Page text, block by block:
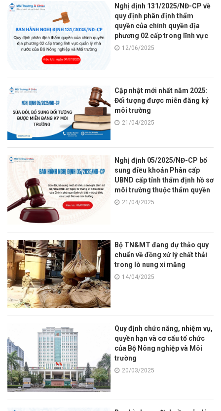
Nghị định 131/2025/NĐ-CP về
quy định phân định thẩm
quyền của chính quyền địa
phương 02 cấp trong lĩnh vực
quản lý nhà nước của Bộ Nông
12/06/2025
Cập nhật mới nhất năm 2025:
Đối tượng được miễn đăng ký
môi trường
21/04/2025
Nghị định 05/2025/NĐ-CP bổ
sung điều khoản Phân cấp
UBND cấp tỉnh thẩm định hồ sơ
môi trường thuộc thẩm quyền
của Bộ Tài nguyên và Môi
21/04/2025
Bộ TN&MT đang dự thảo quy
chuẩn về đồng xử lý chất thải
trong lò nung xi măng
14/04/2025
Quy định chức năng, nhiệm vụ,
quyền hạn và cơ cấu tổ chức
của Bộ Nông nghiệp và Môi
trường
20/03/2025